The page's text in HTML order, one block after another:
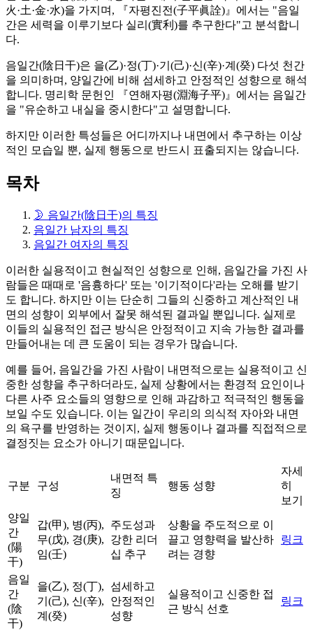
火·土·金·水)을 가지며, 『자평진전(子平眞詮)』에서는 "음일
간은 세력을 이루기보다 실리(實利)를 추구한다"고 분석합니
다.
음일간(陰日干)은 을(乙)·정(丁)·기(己)·신(辛)·계(癸) 다섯 천간
을 의미하며, 양일간에 비해 섬세하고 안정적인 성향으로 해석
합니다. 명리학 문헌인 『연해자평(淵海子平)』에서는 음일간
을 "유순하고 내실을 중시한다"고 설명합니다.
하지만 이러한 특성들은 어디까지나 내면에서 추구하는 이상
적인 모습일 뿐, 실제 행동으로 반드시 표출되지는 않습니다.
목차
🌛 음일간(陰日干)의 특징
음일간 남자의 특징
음일간 여자의 특징
이러한 실용적이고 현실적인 성향으로 인해, 음일간을 가진 사
람들은 때때로 '음흉하다' 또는 '이기적이다'라는 오해를 받기
도 합니다. 하지만 이는 단순히 그들의 신중하고 계산적인 내
면의 성향이 외부에서 잘못 해석된 결과일 뿐입니다. 실제로
이들의 실용적인 접근 방식은 안정적이고 지속 가능한 결과를
만들어내는 데 큰 도움이 되는 경우가 많습니다.
예를 들어, 음일간을 가진 사람이 내면적으로는 실용적이고 신
중한 성향을 추구하더라도, 실제 상황에서는 환경적 요인이나
다른 사주 요소들의 영향으로 인해 과감하고 적극적인 행동을
보일 수도 있습니다. 이는 일간이 우리의 의식적 자아와 내면
의 욕구를 반영하는 것이지, 실제 행동이나 결과를 직접적으로
결정짓는 요소가 아니기 때문입니다.
구분 구성
내면적 특
징
행동 성향
자세
히
보기
양일
간
(陽
干)
갑(甲), 병(丙),
무(戊), 경(庚),
임(壬)
주도성과
강한 리더
십 추구
상황을 주도적으로 이
끌고 영향력을 발산하
려는 경향
링크
음일
간
(陰
干)
을(乙), 정(丁),
기(己), 신(辛),
계(癸)
섬세하고
안정적인
성향
실용적이고 신중한 접
근 방식 선호
링크